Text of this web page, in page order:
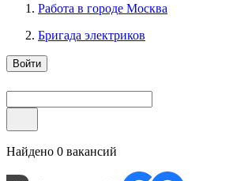
Работа в городе Москва
Бригада электриков
Войти
Найдено 0 вакансий